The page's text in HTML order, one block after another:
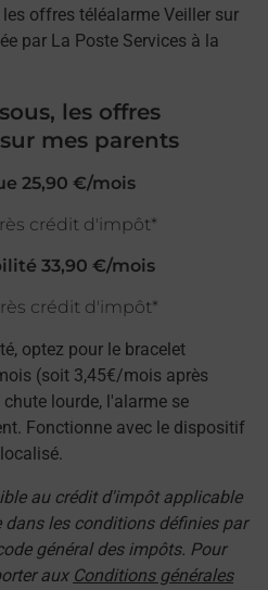
offres téléalarme Veiller sur
par La Poste Services à la
les offres
mes parents
25,90 €/mois
crédit d'impôt*
33,90 €/mois
crédit d'impôt*
optez pour le bracelet
(soit 3,45€/mois après
lourde, l'alarme se
Fonctionne avec le dispositif
au crédit d'impôt applicable
dans les conditions définies par
général des impôts. Pour
aux Conditions générales